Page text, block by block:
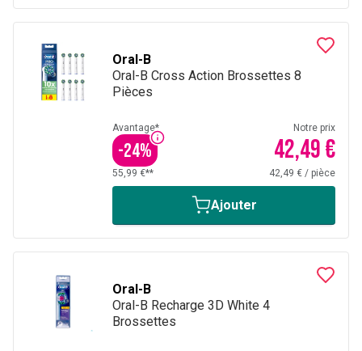
Oral-B
Oral-B Cross Action Brossettes 8
Pièces
Avantage*
-24%
Notre prix
42,49 €
55,99 €** 42,49 € / pièce
Ajouter
Oral-B
Oral-B Recharge 3D White 4
Brossettes